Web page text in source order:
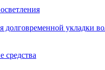
долговременной укладки